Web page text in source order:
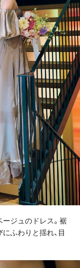
ジュのドレス。裾
ふわりと揺れ、目